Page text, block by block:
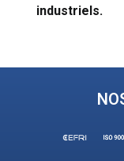
industriels.